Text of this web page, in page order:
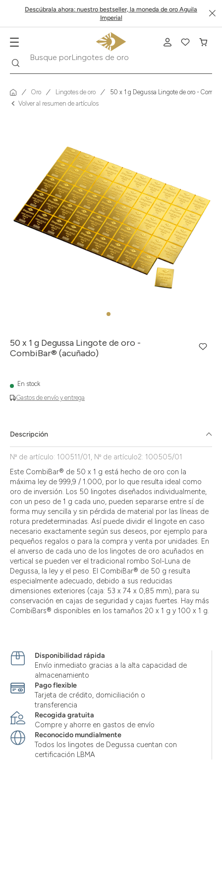
Descúbrala ahora: nuestro bestseller, la moneda de oro Aguila
Imperial
Busque por
Oro Lingotes de oro
50 x 1 g Degussa Lingote de oro -
Volver al resumen de artículos
50 x 1 g Degussa Lingote de oro -
CombiBar® (acuñado)
Gastos de envío y entrega
En stock
Descripción
Nº de artículo: 100511/01, Nº de artículo2: 100505/01
Este CombiBar® de 50 x 1 g está hecho de oro con la
máxima ley de 999,9 / 1.000, por lo que resulta ideal como
oro de inversión. Los 50 lingotes diseñados individualmente,
con un peso de 1 g cada uno, pueden separarse entre sí de
forma muy sencilla y sin pérdida de material por las líneas de
rotura predeterminadas. Así puede dividir el lingote en caso
necesario exactamente según sus deseos, por ejemplo para
pequeños regalos o para la compra y venta por unidades. En
el anverso de cada uno de los lingotes de oro acuñados en
vertical se pueden ver el tradicional rombo Sol-Luna de
Degussa, la ley y el peso. El CombiBar® de 50 g resulta
especialmente adecuado, debido a sus reducidas
dimensiones exteriores (caja: 53 x 74 x 0,85 mm), para su
conservación en cajas de seguridad y cajas fuertes. Hay más
CombiBars® disponibles en los tamaños 20 x 1 g y 100 x 1 g.
Disponibilidad rápida
Envío inmediato gracias a la alta capacidad de
almacenamiento
Pago flexible
Tarjeta de crédito, domiciliación o
transferencia
Recogida gratuita
Compre y ahorre en gastos de envío
Reconocido mundialmente
Todos los lingotes de Degussa cuentan con
certificación LBMA